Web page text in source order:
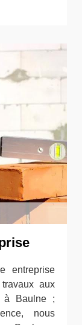
entreprise
aux
à Baulne ;
nous